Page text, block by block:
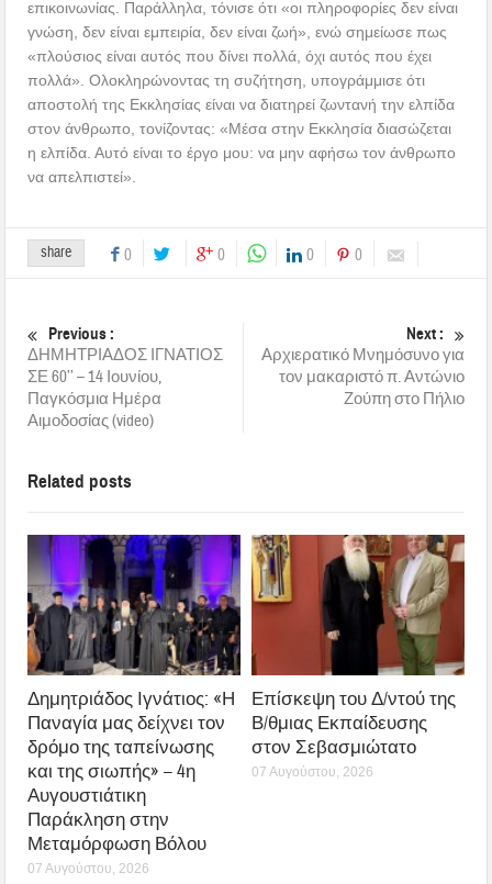
επικοινωνίας. Παράλληλα, τόνισε ότι «οι πληροφορίες δεν είναι
γνώση, δεν είναι εμπειρία, δεν είναι ζωή», ενώ σημείωσε πως
«πλούσιος είναι αυτός που δίνει πολλά, όχι αυτός που έχει
πολλά». Ολοκληρώνοντας τη συζήτηση, υπογράμμισε ότι
αποστολή της Εκκλησίας είναι να διατηρεί ζωντανή την ελπίδα
στον άνθρωπο, τονίζοντας: «Μέσα στην Εκκλησία διασώζεται
η ελπίδα. Αυτό είναι το έργο μου: να μην αφήσω τον άνθρωπο
να απελπιστεί».
share 0 0 0 0
Previous :
ΔΗΜΗΤΡΙΑΔΟΣ ΙΓΝΑΤΙΟΣ
ΣΕ 60’’ – 14 Ιουνίου,
Παγκόσμια Ημέρα
Αιμοδοσίας (video)
Next :
Αρχιερατικό Μνημόσυνο για
τον μακαριστό π. Αντώνιο
Ζούπη στο Πήλιο
Related posts
Δημητριάδος Ιγνάτιος: «Η
Παναγία μας δείχνει τον
δρόμο της ταπείνωσης
και της σιωπής» – 4η
Αυγουστιάτικη
Παράκληση στην
Μεταμόρφωση Βόλου
07 Αυγούστου, 2026
Επίσκεψη του Δ/ντού της
Β/θμιας Εκπαίδευσης
στον Σεβασμιώτατο
07 Αυγούστου, 2026